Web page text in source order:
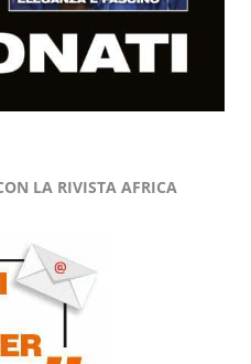
LA RIVISTA AFRICA